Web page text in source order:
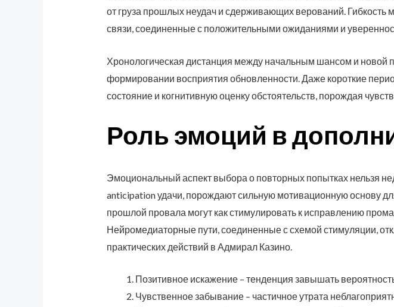
от груза прошлых неудач и сдерживающих верований. Гибкость
связи, соединенные с положительными ожиданиями и
Хронологическая дистанция между начальным шансом и
формировании восприятия обновленности. Даже короткие
состояние и когнитивную оценку обстоятельств, порождая
Роль эмоций в
Эмоциональный аспект выбора о повторных попытках нельзя
anticipation удачи, порождают сильную мотивационную основу
прошлой провала могут как стимулировать к исправлению
Нейромедиаторные пути, соединенные с схемой стимуляции,
практических действий в Адмирал Казино.
Позитивное искажение – тенденция завышать
Чувственное забывание – частичное утрата